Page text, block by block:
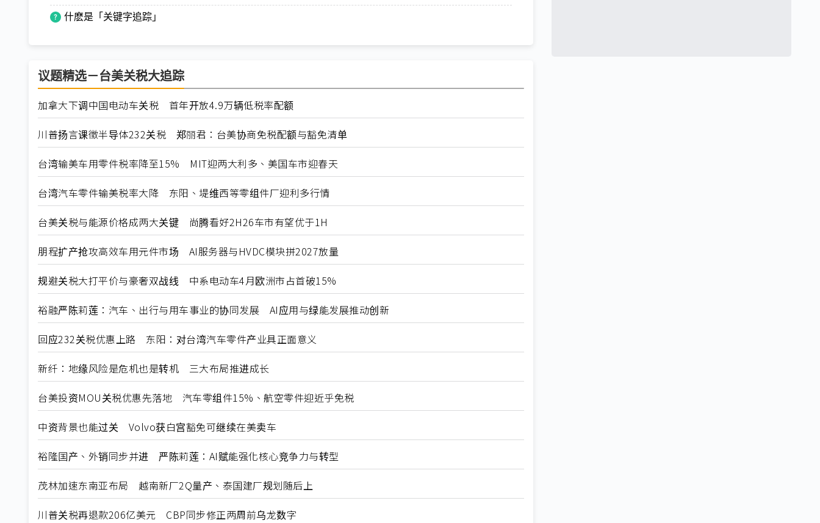
什麽是「关键字追踪」
议题精选－台美关税大追踪
加拿大下调中国电动车关税 首年开放4.9万辆低税率配额
川普扬言课徵半导体232关税 郑丽君：台美协商免税配额与豁免清单
台湾输美车用零件税率降至15% MIT迎两大利多、美国车市迎春天
台湾汽车零件输美税率大降 东阳、堤维西等零组件厂迎利多行情
台美关税与能源价格成两大关键 尚腾看好2H26车市有望优于1H
朋程扩产抢攻高效车用元件市场 AI服务器与HVDC模块拼2027放量
规避关税大打平价与豪奢双战线 中系电动车4月欧洲市占首破15%
裕融严陈莉莲：汽车、出行与用车事业的协同发展 AI应用与绿能发展推动创新
回应232关税优惠上路 东阳：对台湾汽车零件产业具正面意义
新纤：地缘风险是危机也是转机 三大布局推进成长
台美投资MOU关税优惠先落地 汽车零组件15%、航空零件迎近乎免税
中资背景也能过关 Volvo获白宫豁免可继续在美卖车
裕隆国产、外销同步并进 严陈莉莲：AI赋能强化核心竞争力与转型
茂林加速东南亚布局 越南新厂2Q量产、泰国建厂规划随后上
川普关税再退款206亿美元 CBP同步修正两周前乌龙数字